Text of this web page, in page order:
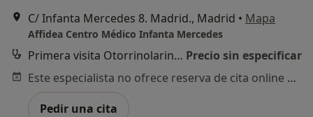
C/ Infanta Mercedes 8. Madrid., Madrid • Mapa
Affidea Centro Médico Infanta Mercedes
Primera visita Otorrinolaringología Precio sin especificar
Este especialista no ofrece reserva de cita online en esta dirección.
Pedir una cita